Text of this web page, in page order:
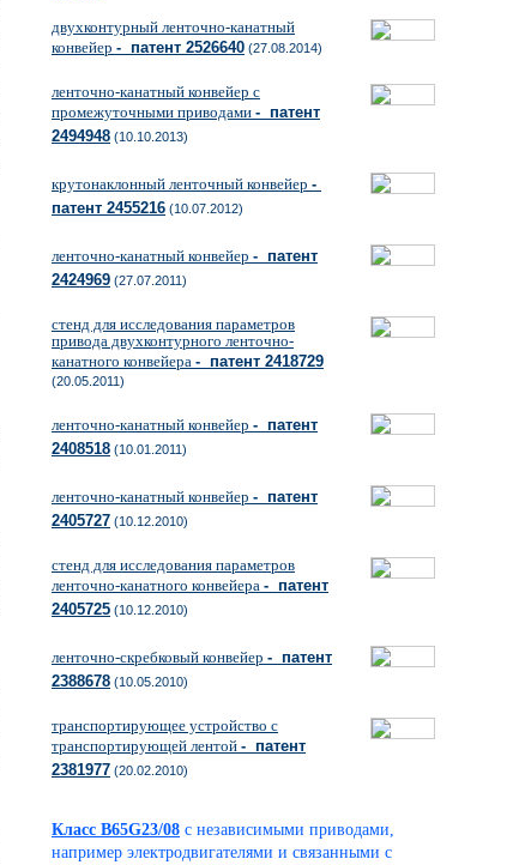
двухконтурный ленточно-канатный
конвейер - патент 2526640 (27.08.2014)
ленточно-канатный конвейер с
промежуточными приводами - патент
2494948 (10.10.2013)
крутонаклонный ленточный конвейер -
патент 2455216 (10.07.2012)
ленточно-канатный конвейер - патент
2424969 (27.07.2011)
стенд для исследования параметров
привода двухконтурного ленточно-
канатного конвейера - патент 2418729
(20.05.2011)
ленточно-канатный конвейер - патент
2408518 (10.01.2011)
ленточно-канатный конвейер - патент
2405727 (10.12.2010)
стенд для исследования параметров
ленточно-канатного конвейера - патент
2405725 (10.12.2010)
ленточно-скребковый конвейер - патент
2388678 (10.05.2010)
транспортирующее устройство с
транспортирующей лентой - патент
2381977 (20.02.2010)
Класс B65G23/08 с независимыми приводами,
например электродвигателями и связанными с